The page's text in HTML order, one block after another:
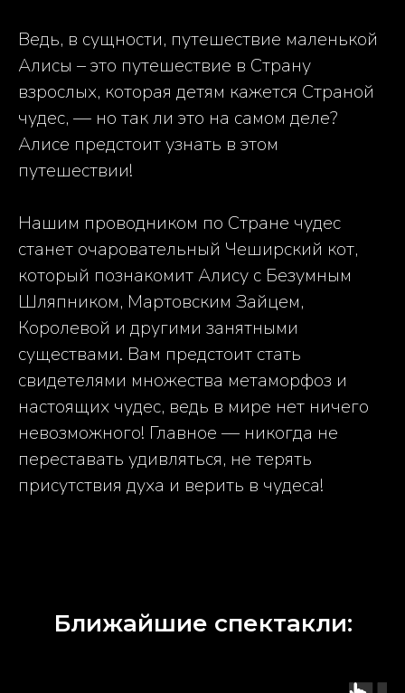
Ведь, в сущности, путешествие маленькой
Алисы – это путешествие в Страну
взрослых, которая детям кажется Страной
чудес, — но так ли это на самом деле?
Алисе предстоит узнать в этом
путешествии!
Нашим проводником по Стране чудес
станет очаровательный Чеширский кот,
который познакомит Алису с Безумным
Шляпником, Мартовским Зайцем,
Королевой и другими занятными
существами. Вам предстоит стать
свидетелями множества метаморфоз и
настоящих чудес, ведь в мире нет ничего
невозможного! Главное — никогда не
переставать удивляться, не терять
присутствия духа и верить в чудеса!
Ближайшие спектакли: